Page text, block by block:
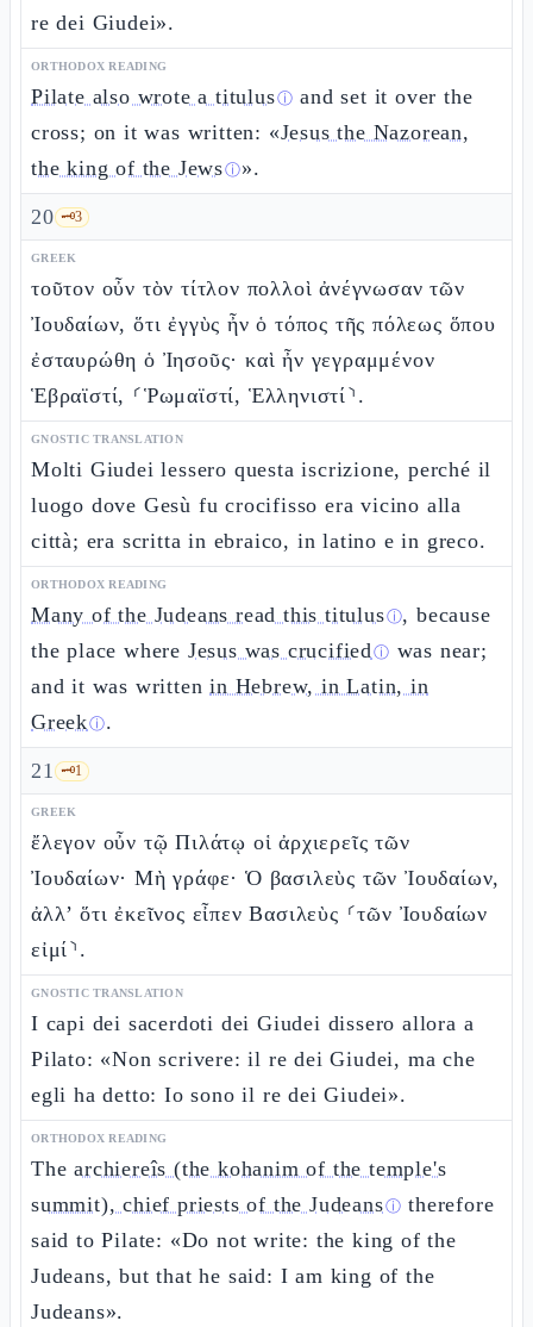
re dei Giudei».
ORTHODOX READING
Pilate also wrote a titulusⓘ and set it over the
cross; on it was written: «Jesus the Nazorean,
the king of the Jewsⓘ».
20 🗝️3
GREEK
τοῦτον οὖν τὸν τίτλον πολλοὶ ἀνέγνωσαν τῶν
Ἰουδαίων, ὅτι ἐγγὺς ἦν ὁ τόπος τῆς πόλεως ὅπου
ἐσταυρώθη ὁ Ἰησοῦς· καὶ ἦν γεγραμμένον
Ἑβραϊστί, ⸂Ῥωμαϊστί, Ἑλληνιστί⸃.
GNOSTIC TRANSLATION
Molti Giudei lessero questa iscrizione, perché il
luogo dove Gesù fu crocifisso era vicino alla
città; era scritta in ebraico, in latino e in greco.
ORTHODOX READING
Many of the Judeans read this titulusⓘ, because
the place where Jesus was crucifiedⓘ was near;
and it was writtenin Hebrew, in Latin, in
Greekⓘ.
21 🗝️1
GREEK
ἔλεγον οὖν τῷ Πιλάτῳ οἱ ἀρχιερεῖς τῶν
Ἰουδαίων· Μὴ γράφε· Ὁ βασιλεὺς τῶν Ἰουδαίων,
ἀλλ’ ὅτι ἐκεῖνος εἶπεν Βασιλεὺς ⸂τῶν Ἰουδαίων
εἰμί⸃.
GNOSTIC TRANSLATION
I capi dei sacerdoti dei Giudei dissero allora a
Pilato: «Non scrivere: il re dei Giudei, ma che
egli ha detto: Io sono il re dei Giudei».
ORTHODOX READING
Thearchiereîs (the kohanim of the temple's
summit), chief priests of the Judeansⓘ therefore
said to Pilate: «Do not write: the king of the
Judeans, but that he said: I am king of the
Judeans».